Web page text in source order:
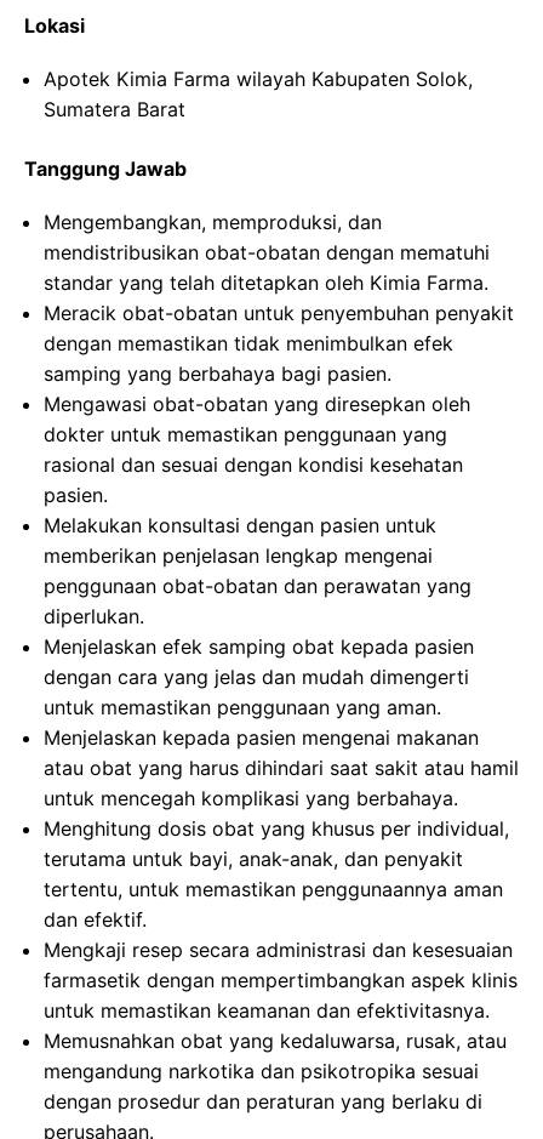
Lokasi
Apotek Kimia Farma wilayah Kabupaten Solok,
Sumatera Barat
Tanggung Jawab
Mengembangkan, memproduksi, dan
mendistribusikan obat-obatan dengan mematuhi
standar yang telah ditetapkan oleh Kimia Farma.
Meracik obat-obatan untuk penyembuhan penyakit
dengan memastikan tidak menimbulkan efek
samping yang berbahaya bagi pasien.
Mengawasi obat-obatan yang diresepkan oleh
dokter untuk memastikan penggunaan yang
rasional dan sesuai dengan kondisi kesehatan
pasien.
Melakukan konsultasi dengan pasien untuk
memberikan penjelasan lengkap mengenai
penggunaan obat-obatan dan perawatan yang
diperlukan.
Menjelaskan efek samping obat kepada pasien
dengan cara yang jelas dan mudah dimengerti
untuk memastikan penggunaan yang aman.
Menjelaskan kepada pasien mengenai makanan
atau obat yang harus dihindari saat sakit atau hamil
untuk mencegah komplikasi yang berbahaya.
Menghitung dosis obat yang khusus per individual,
terutama untuk bayi, anak-anak, dan penyakit
tertentu, untuk memastikan penggunaannya aman
dan efektif.
Mengkaji resep secara administrasi dan kesesuaian
farmasetik dengan mempertimbangkan aspek klinis
untuk memastikan keamanan dan efektivitasnya.
Memusnahkan obat yang kedaluwarsa, rusak, atau
mengandung narkotika dan psikotropika sesuai
dengan prosedur dan peraturan yang berlaku di
perusahaan.